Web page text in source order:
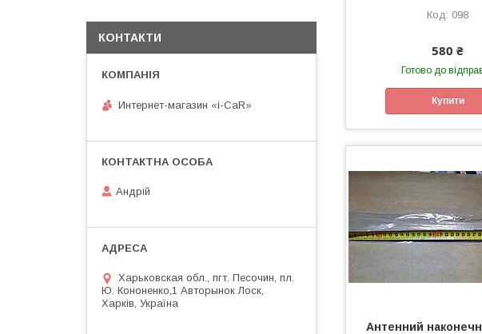
098
580 ₴
Готово до
Купити
Антенний
КОНТАКТИ
Интернет-магазин «i-CaR»
Андрiй
Харьковская обл., пгт. Песочин, пл.
Ю. Кононенко,1 Авторынок Лоск,
Харків, Україна